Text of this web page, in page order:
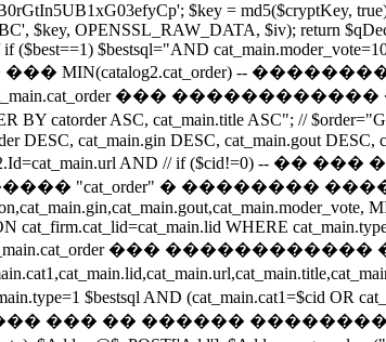
$key = md5($cryptKey,
$key, OPENSSL_RAW_DATA, $iv); return
($best==1) $bestsql="AND
��� MIN(catalog2.cat_order) --
���
ASC, cat_main.title ASC"; //
DESC, cat_main.gin DESC, cat_main.gout
// catalog2.Id=cat_main.url AND // if
� ��������
WHERE
cat_main.cat_order ���
$bestsql AND (cat_main.cat1=$cid
������ ������������ if